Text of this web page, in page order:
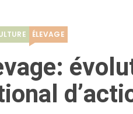
ÉLEVAGE